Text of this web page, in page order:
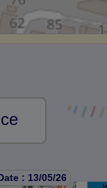
: 13/05/26